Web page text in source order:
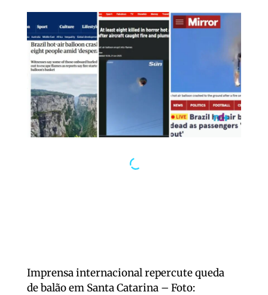
Imprensa internacional repercute queda
de balão em Santa Catarina – Foto: